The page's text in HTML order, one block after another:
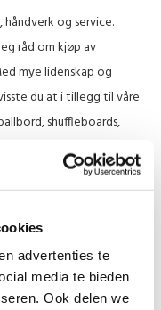
advertenties te
media te bieden
Ook delen we
og service.
råd om kjøp av
mye lidenskap og
du at i tillegg til våre
shuffleboards,